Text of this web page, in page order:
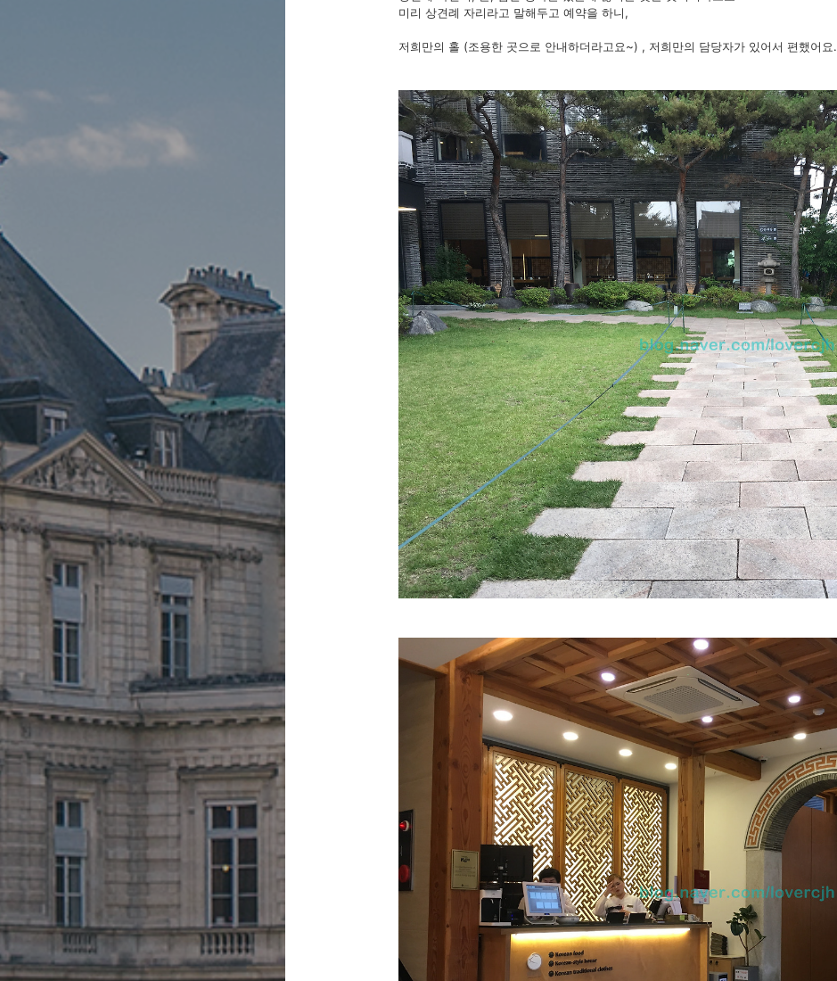
미리 상견례 자리라고 말해두고 예약을 하니,
저희만의 홀 (조용한 곳으로 안내하더라고요~) , 저희만의 담당자가 있어서 편했어요.